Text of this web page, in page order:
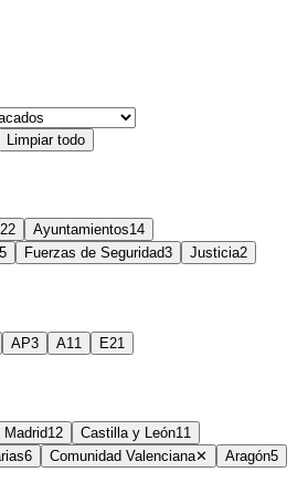
Limpiar todo
22 Ayuntamientos14
5 Fuerzas de Seguridad3 Justicia2
AP3 A1 1 E21
Madrid12 Castilla y León11
6 Comunidad Valenciana✕ Aragón5